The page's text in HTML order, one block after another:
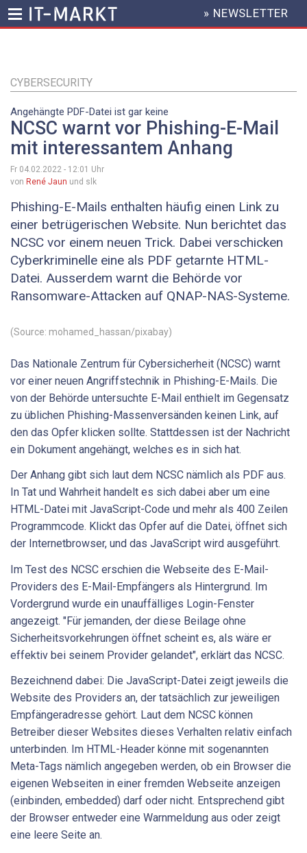
Inhalt
HEADER
MENU
» NEWSLETTER
CYBERSECURITY
Angehängte PDF-Datei ist gar keine
NCSC warnt vor Phishing-E-Mail
mit interessantem Anhang
Fr 04.02.2022 - 12:01 Uhr
von René Jaun und slk
Phishing-E-Mails enthalten häufig einen Link zu
einer betrügerischen Website. Nun berichtet das
NCSC vor einem neuen Trick. Dabei verschicken
Cyberkriminelle eine als PDF getarnte HTML-
Datei. Ausserdem warnt die Behörde vor
Ransomware-Attacken auf QNAP-NAS-Systeme.
(Source: mohamed_hassan/pixabay)
Das Nationale Zentrum für Cybersicherheit (NCSC) warnt
vor einer neuen Angriffstechnik in Phishing-E-Mails. Die
von der Behörde untersuchte E-Mail enthielt im Gegensatz
zu üblichen Phishing-Massenversänden keinen Link, auf
den das Opfer klicken sollte. Stattdessen ist der Nachricht
ein Dokument angehängt, welches es in sich hat.
Der Anhang gibt sich laut dem NCSC nämlich als PDF aus.
In Tat und Wahrheit handelt es sich dabei aber um eine
HTML-Datei mit JavaScript-Code und mehr als 400 Zeilen
Programmcode. Klickt das Opfer auf die Datei, öffnet sich
der Internetbrowser, und das JavaScript wird ausgeführt.
Im Test des NCSC erschien die Webseite des E-Mail-
Providers des E-Mail-Empfängers als Hintergrund. Im
Vordergrund wurde ein unauffälliges Login-Fenster
angezeigt. "Für jemanden, der diese Beilage ohne
Sicherheitsvorkehrungen öffnet scheint es, als wäre er
effektiv bei seinem Provider gelandet", erklärt das NCSC.
Bezeichnend dabei: Die JavaScript-Datei zeigt jeweils die
Website des Providers an, der tatsächlich zur jeweiligen
Empfängeradresse gehört. Laut dem NCSC können
Betreiber dieser Websites dieses Verhalten relativ einfach
unterbinden. Im HTML-Header könne mit sogenannten
Meta-Tags nämlich angegeben werden, ob ein Browser die
eigenen Webseiten in einer fremden Webseite anzeigen
(einbinden, embedded) darf oder nicht. Entsprechend gibt
der Browser entweder eine Warnmeldung aus oder zeigt
eine leere Seite an.